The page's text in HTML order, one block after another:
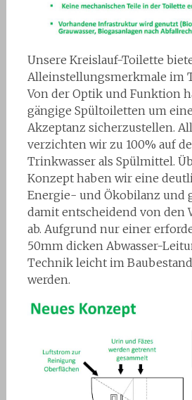
Unsere Kreislauf-Toilette
Alleinstellungsmerkmale im
Von der Optik und Funktion
gängige Spültoiletten um
Akzeptanz sicherzustellen.
verzichten wir zu 100% auf
Trinkwasser als Spülmittel.
Konzept haben wir eine
Energie- und Ökobilanz und
damit entscheidend von den
ab. Aufgrund nur einer
50mm dicken Abwasser-
Technik leicht im
werden.